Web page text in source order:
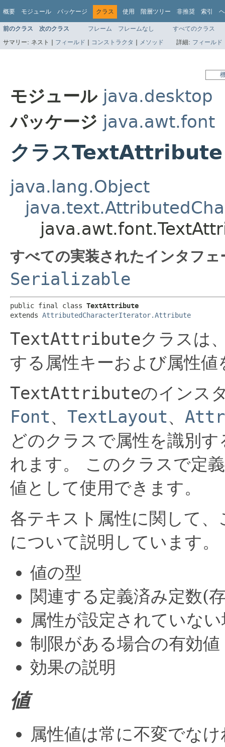
概要 モジュール パッケージ クラス 使用 階層ツリー 非推奨 索引
前のクラス 次のクラス フレーム フレームなし
すべてのクラス
サマリー: ネスト | フィールド | コンストラクタ | メソッド 詳細: フィールド
モジュール java.desktop
パッケージ java.awt.font
クラスTextAttribute
java.lang.Object
すべての実装されたインタフ
Serializable
public final class TextAttribute
extends AttributedCharacterIterator.Attribute
TextAttributeクラスは
する属性キーおよび属性値
TextAttributeのインス
Font、 TextLayout、
どのクラスで属性を識別
れます。
このクラスで定
値として使用できます。
各テキスト属性に関して
について説明しています。
値の型
関連する定義済み定数(
属性が設定されていな
制限がある場合の有効値
効果の説明
値
属性値は常に不変でな